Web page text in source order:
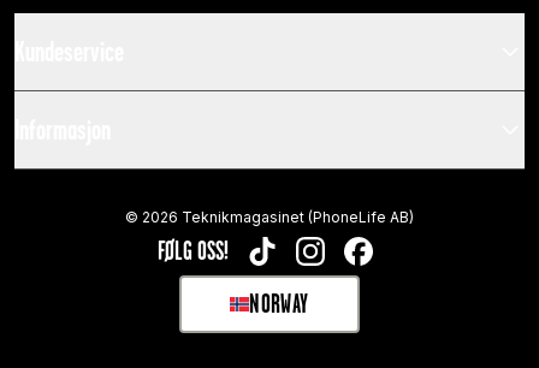
FØLG OSS! TIKTOKINSTAGRAMFACEBOOK
NORWAY
SELECT MARKET
© 2026 Teknikmagasinet (PhoneLife AB)